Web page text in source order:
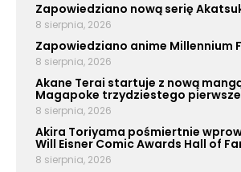
Zapowiedziano nową serię
8 sierpnia, 2026
Zapowiedziano anime Millennium
8 sierpnia, 2026
Akane Terai startuje z nową
Magapoke trzydziestego
8 sierpnia, 2026
Akira Toriyama pośmiertnie
Will Eisner Comic Awards Hall of
8 sierpnia, 2026